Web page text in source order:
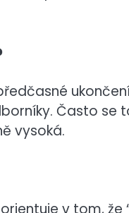
Často se
vysoká.